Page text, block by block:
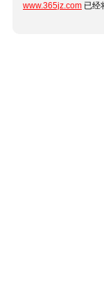
www.365jz.com 已经